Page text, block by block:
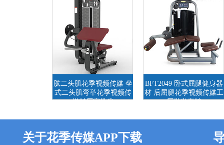
肱二头肌花季视频传媒 坐
式二头肌弯举花季视频传
媒材厂家批发
BFT2049 卧式屈腿健身器
材 后屈腿花季视频传媒工
厂批发直销
关于花季传媒APP下载